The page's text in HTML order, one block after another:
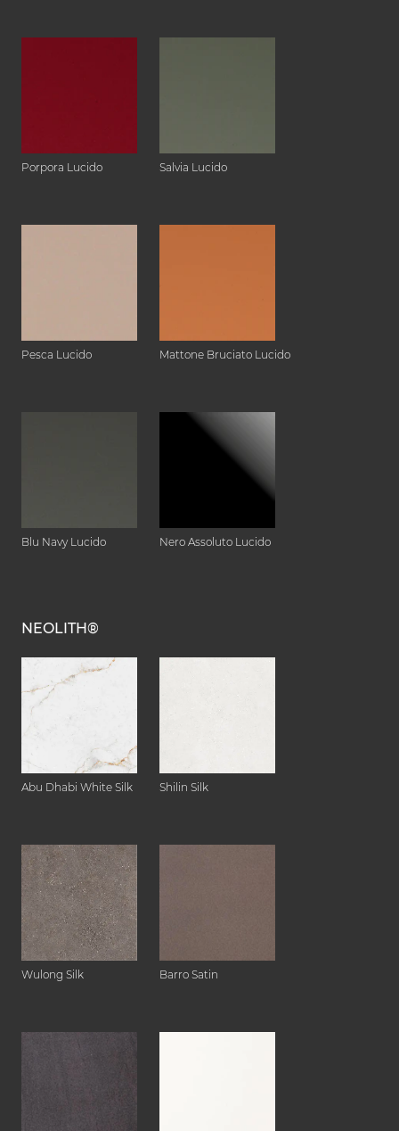
Porpora Lucido Salvia Lucido
Pesca Lucido Mattone Bruciato Lucido
Blu Navy Lucido Nero Assoluto Lucido
NEOLITH®
Abu Dhabi White Silk Shilin Silk
Wulong Silk Barro Satin